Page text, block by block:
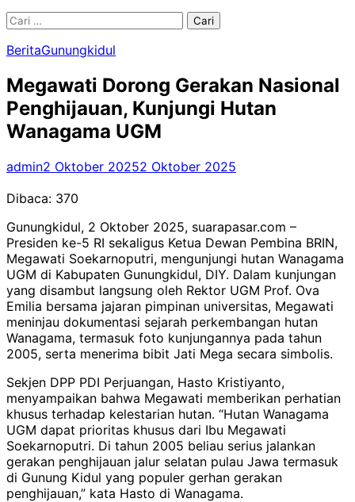
Cari
BeritaGunungkidul
Megawati Dorong Gerakan Nasional
Penghijauan, Kunjungi Hutan
Wanagama UGM
admin2 Oktober 20252 Oktober 2025
Dibaca: 370
Gunungkidul, 2 Oktober 2025, suarapasar.com –
Presiden ke-5 RI sekaligus Ketua Dewan Pembina BRIN,
Megawati Soekarnoputri, mengunjungi hutan Wanagama
UGM di Kabupaten Gunungkidul, DIY. Dalam kunjungan
yang disambut langsung oleh Rektor UGM Prof. Ova
Emilia bersama jajaran pimpinan universitas, Megawati
meninjau dokumentasi sejarah perkembangan hutan
Wanagama, termasuk foto kunjungannya pada tahun
2005, serta menerima bibit Jati Mega secara simbolis.
Sekjen DPP PDI Perjuangan, Hasto Kristiyanto,
menyampaikan bahwa Megawati memberikan perhatian
khusus terhadap kelestarian hutan. “Hutan Wanagama
UGM dapat prioritas khusus dari Ibu Megawati
Soekarnoputri. Di tahun 2005 beliau serius jalankan
gerakan penghijauan jalur selatan pulau Jawa termasuk
di Gunung Kidul yang populer gerhan gerakan
penghijauan,” kata Hasto di Wanagama.